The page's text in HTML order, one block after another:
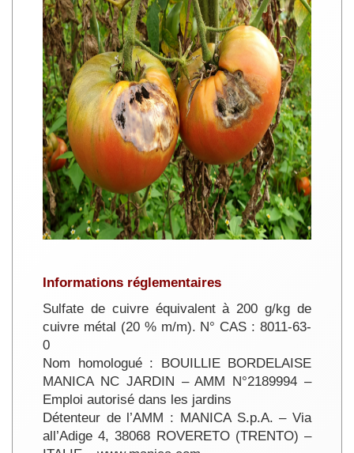
Informations réglementaires
Sulfate de cuivre équivalent à 200 g/kg de
cuivre métal (20 % m/m). N° CAS : 8011-63-
0
Nom homologué : BOUILLIE BORDELAISE
MANICA NC JARDIN – AMM N°2189994 –
Emploi autorisé dans les jardins
Détenteur de l’AMM : MANICA S.p.A. – Via
all’Adige 4, 38068 ROVERETO (TRENTO) –